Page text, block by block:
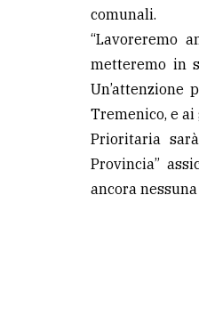
comunali.
“Lavoreremo
metteremo in
Tremenico, e
Prioritaria
Provincia”
ancora